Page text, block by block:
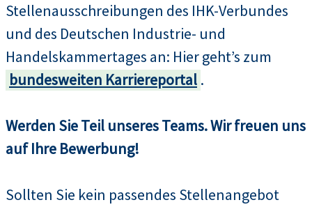
Stellenausschreibungen des IHK-Verbundes
und des Deutschen Industrie- und
Handelskammertages an: Hier geht’s zum
bundesweiten Karriereportal .
Werden Sie Teil unseres Teams. Wir freuen uns
auf Ihre Bewerbung!
Sollten Sie kein passendes Stellenangebot